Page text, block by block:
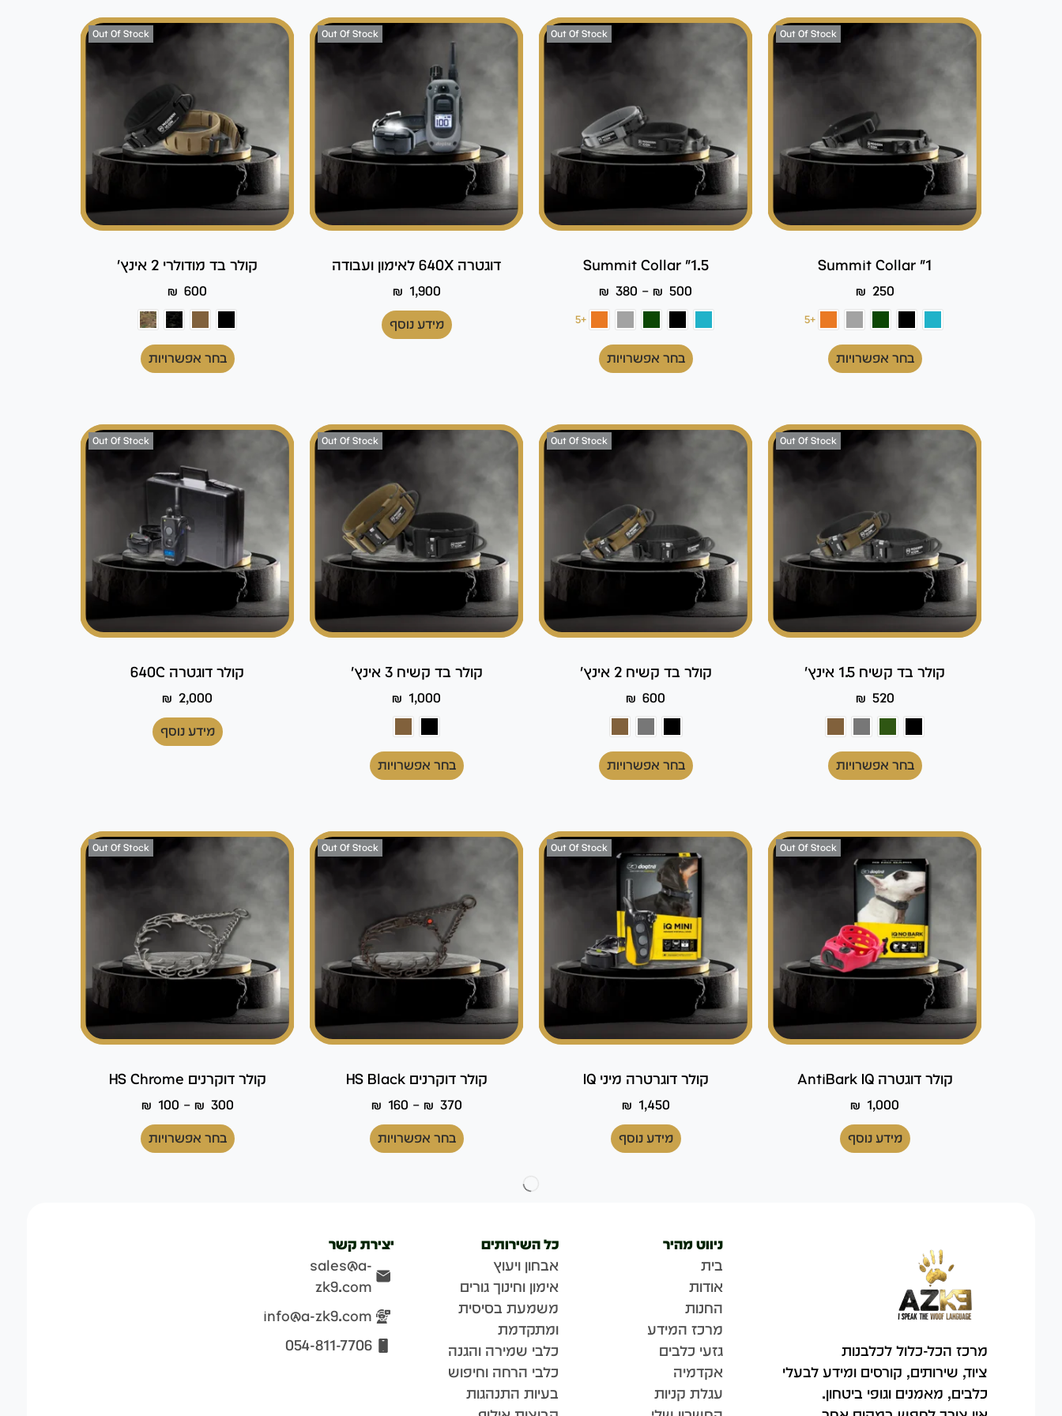
Out Of Stock
Summit Collar "1
₪ 250
+5
בחר אפשרויות
Out Of Stock
Summit Collar "1.5
₪ 380 – ₪ 500
+5
בחר אפשרויות
Out Of Stock
דוגטרה 640X לאימון ועבודה
₪ 1,900
מידע נוסף
Out Of Stock
קולר בד מודולרי 2 אינץ'
₪ 600
בחר אפשרויות
Out Of Stock
קולר בד קשיח 1.5 אינץ'
₪ 520
בחר אפשרויות
Out Of Stock
קולר בד קשיח 2 אינץ'
₪ 600
בחר אפשרויות
Out Of Stock
קולר בד קשיח 3 אינץ'
₪ 1,000
בחר אפשרויות
Out Of Stock
קולר דוגטרה 640C
₪ 2,000
מידע נוסף
Out Of Stock
קולר דוגטרה AntiBark IQ
₪ 1,000
מידע נוסף
Out Of Stock
קולר דוגרטרה מיני IQ
₪ 1,450
מידע נוסף
Out Of Stock
קולר דוקרנים HS Black
₪ 160 – ₪ 370
בחר אפשרויות
Out Of Stock
קולר דוקרנים HS Chrome
₪ 100 – ₪ 300
בחר אפשרויות
מרכז הכל-כלול לכלבנות
ציוד, שירותים, קורסים ומידע לבעלי
כלבים, מאמנים וגופי ביטחון.
ניווט מהיר
בית
אודות
החנות
מרכז המידע
גזעי כלבים
אקדמיה
עגלת קניות
כל השירותים
אבחון ויעוץ
אימון וחינוך גורים
משמעת בסיסית
ומתקדמת
כלבי שמירה והגנה
כלבי הרחה וחיפוש
בעיות התנהגות
יצירת קשר
sales@a-
zk9.com
info@a-zk9.com
054-811-7706